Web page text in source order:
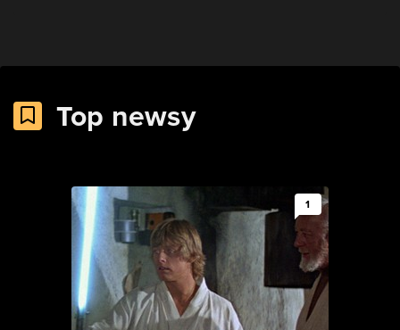
Top newsy
1